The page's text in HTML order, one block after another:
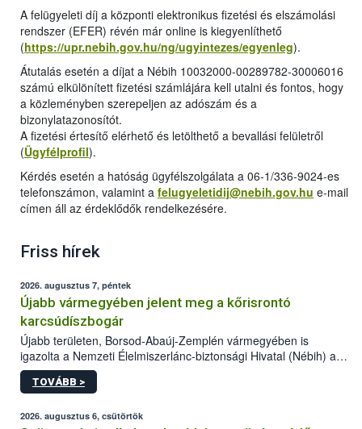
A felügyeleti díj a központi elektronikus fizetési és elszámolási
rendszer (EFER) révén már online is kiegyenlíthető
(https://upr.nebih.gov.hu/ng/ugyintezes/egyenleg).
Átutalás esetén a díjat a Nébih 10032000-00289782-30006016
számú elkülönített fizetési számlájára kell utalni és fontos, hogy
a közleményben szerepeljen az adószám és a
bizonylatazonosítót.
A fizetési értesítő elérhető és letölthető a bevallási felületről
(Ügyfélprofil).
Kérdés esetén a hatóság ügyfélszolgálata a 06-1/336-9024-es
telefonszámon, valamint a felugyeletidij@nebih.gov.hu e-mail
címen áll az érdeklődők rendelkezésére.
Friss hírek
2026. augusztus 7, péntek
Újabb vármegyében jelent meg a kőrisrontó
karcsúdíszbogár
Újabb területen, Borsod-Abaúj-Zemplén vármegyében is
igazolta a Nemzeti Élelmiszerlánc-biztonsági Hivatal (Nébih) a
kőrisrontó karcsúdíszbogár (Agrilus planipennis) jelenlétét. A
kártevőt nem csak színcsapdában találták meg, de már fertőzött
az intenzív felderítést, emellett az intézkedéseket a szlovák
TOVÁBB >
2026. augusztus 6, csütörtök